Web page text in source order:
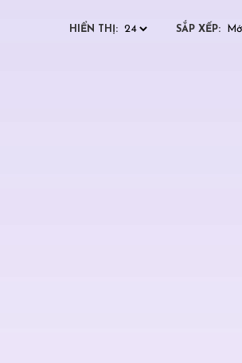
HIỂN THỊ: SẮP XẾP: